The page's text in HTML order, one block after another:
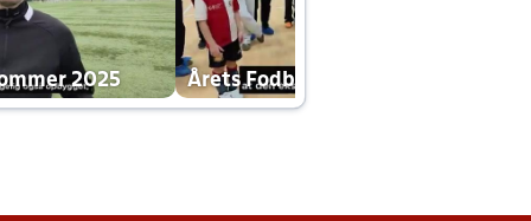
2025 Årets Fodboldklub 2025 mp4